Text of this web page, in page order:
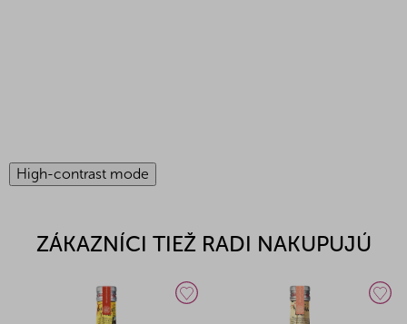
High-contrast mode
ZÁKAZNÍCI TIEŽ RADI NAKUPUJÚ